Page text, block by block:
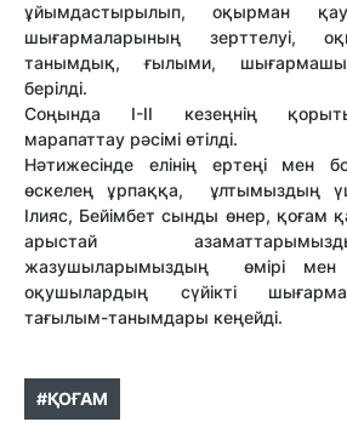
ұйымдастырылып, оқырман
шығармаларының зерттелуі,
танымдық, ғылыми,
берілді.
Соңында I-II кезеңнің
марапаттау рәсімі өтілді.
Нәтижесінде елінің ертеңі мен
өскелең ұрпаққа, ұлтымыздың
Ілияс, Бейімбет сынды өнер, қоғам
арыстай
жазушыларымыздың өмірі мен
оқушылардың сүйікті
тағылым-танымдары кеңейді.
#ҚОҒАМ